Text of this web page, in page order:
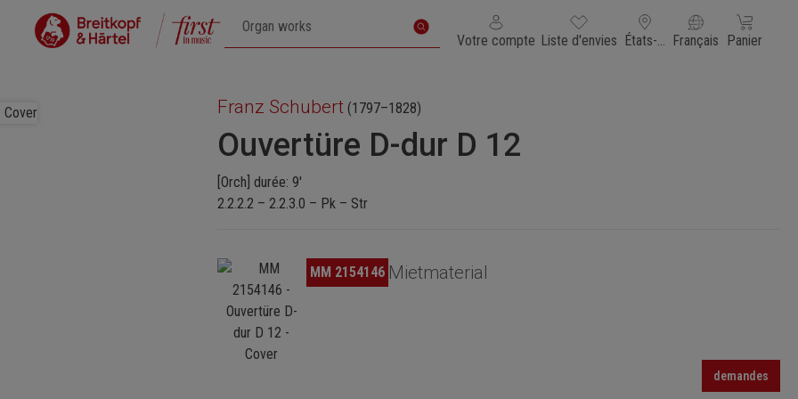
Votre compte Vous avez 0 articles dans votre liste de souhaits
Liste d'envies États-Unis d'Amérique
Français Le panier
Panier
Franz Schubert (1797–1828)
Ouvertüre D-dur D 12
[Orch] durée: 9'
2.2.2.2 – 2.2.3.0 – Pk – Str
Ignorer la galerie d'images
MM 2154146 Mietmaterial
demandes